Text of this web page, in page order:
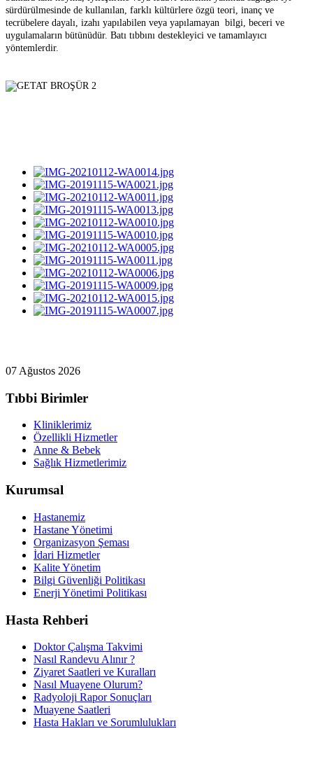
sürdürülmesinde de kullanılan, farklı kültürlere özgü teori, inanç ve
tecrübelere dayalı, izahı yapılabilen veya yapılamayan bilgi, beceri ve
uygulamaların bütünüdür. Batı tıbbını destekleyici ve tamamlayıcı
yöntemlerdir.
07 Ağustos 2026
Tıbbi Birimler
Kliniklerimiz
Özellikli Hizmetler
Anne & Bebek
Sağlık Hizmetlerimiz
Kurumsal
Hastanemiz
Hastane Yönetimi
Organizasyon Şeması
İdari Hizmetler
Kalite Yönetim
Bilgi Güvenliği Politikası
Enerji Yönetimi Politikası
Hasta Rehberi
Doktor Çalışma Takvimi
Nasıl Randevu Alınır ?
Ziyaret Saatleri ve Kuralları
Nasıl Muayene Olurum?
Radyoloji Rapor Sonuçları
Muayene Saatleri
Hasta Hakları ve Sorumlulukları